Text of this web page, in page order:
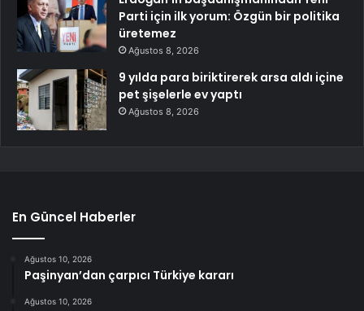
Parti için ilk yorum: Özgün bir politika
üretemez
Ağustos 8, 2026
9 yılda para biriktirerek arsa aldı içine
pet şişelerle ev yaptı
Ağustos 8, 2026
En Güncel Haberler
Ağustos 10, 2026
Paşinyan’dan çarpıcı Türkiye kararı
Ağustos 10, 2026